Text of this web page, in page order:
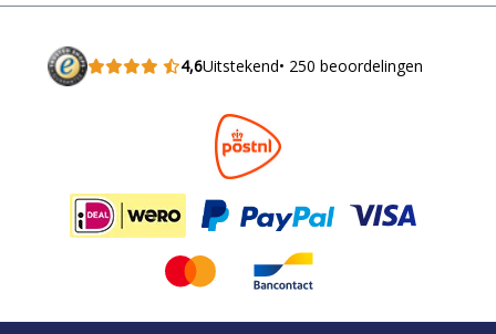
4,6Uitstekend• 250 beoordelingen